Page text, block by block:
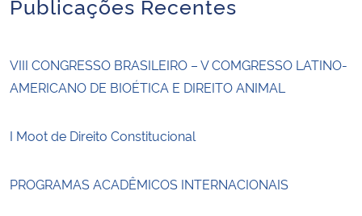
VIII CONGRESSO BRASILEIRO – V COMGRESSO LATINO-
AMERICANO DE BIOÉTICA E DIREITO ANIMAL
I Moot de Direito Constitucional
PROGRAMAS ACADÊMICOS INTERNACIONAIS